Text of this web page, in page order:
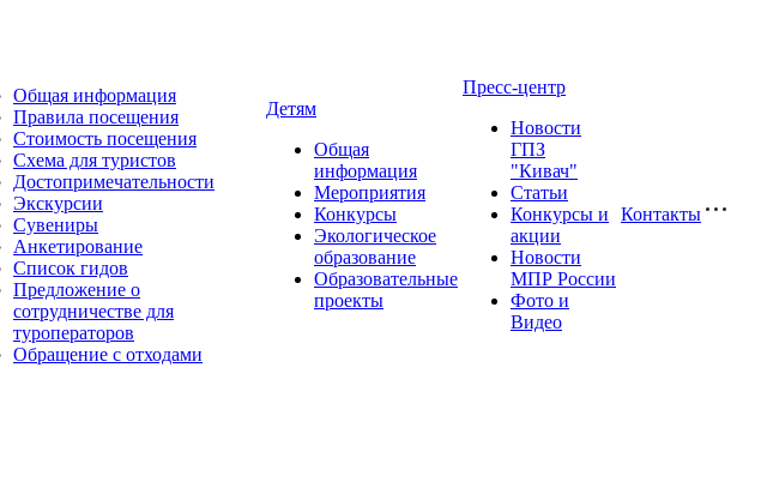
Общая информация
Правила посещения
Стоимость посещения
Схема для туристов
Достопримечательности
Экскурсии
Сувениры
Анкетирование
Список гидов
Предложение о
сотрудничестве для
туроператоров
Обращение с отходами
Детям
Общая
информация
Мероприятия
Конкурсы
Экологическое
образование
Образовательные
проекты
Пресс-центр
Новости
ГПЗ
"Кивач"
Статьи
Конкурсы и
акции
Новости
МПР России
Фото и
Видео
Контакты